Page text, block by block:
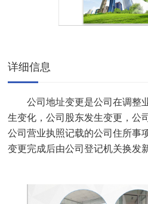
详细信息
公司地址变更是公司在调整
生变化，公司股东发生变更，公
公司营业执照记载的公司住所事
变更完成后由公司登记机关换发